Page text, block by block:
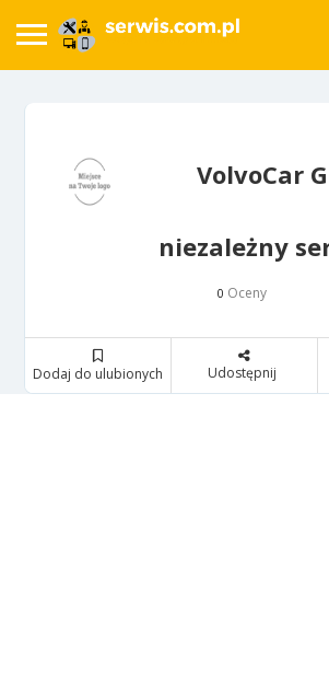
VolvoCar
niezależny
0 Oceny
Dodaj do ulubionych Udostępnij